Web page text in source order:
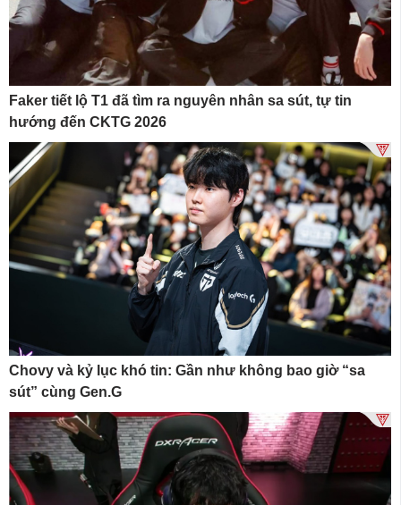
Faker tiết lộ T1 đã tìm ra nguyên nhân sa sút, tự tin
hướng đến CKTG 2026
Chovy và kỷ lục khó tin: Gần như không bao giờ “sa
sút” cùng Gen.G